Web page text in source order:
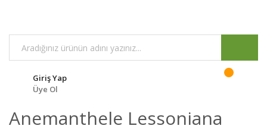
Giriş Yap
Üye Ol
Anemanthele Lessoniana